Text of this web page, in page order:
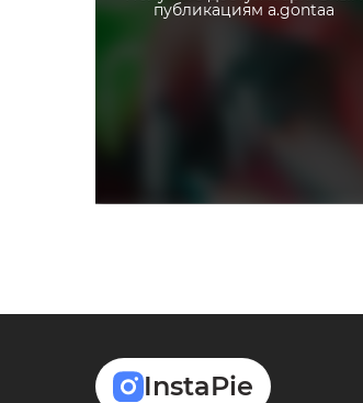
публикациям a.gontaa
InstaPie